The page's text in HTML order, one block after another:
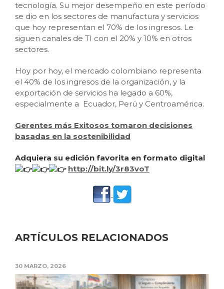
tecnología. Su mejor desempeño en este período
se dio en los sectores de manufactura y servicios
que hoy representan el 70% de los ingresos. Le
siguen canales de TI con el 20% y 10% en otros
sectores.
Hoy por hoy, el mercado colombiano representa
el 40% de los ingresos de la organización, y la
exportación de servicios ha legado a 60%,
especialmente a Ecuador, Perú y Centroamérica.
Gerentes más Exitosos tomaron decisiones
basadas en la sostenibilidad
Adquiera su edición favorita en formato digital
http://bit.ly/3r83voT
ARTÍCULOS RELACIONADOS
30 MARZO, 2026